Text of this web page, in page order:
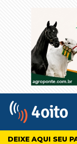
4oito
DEIXE AQUI SEU